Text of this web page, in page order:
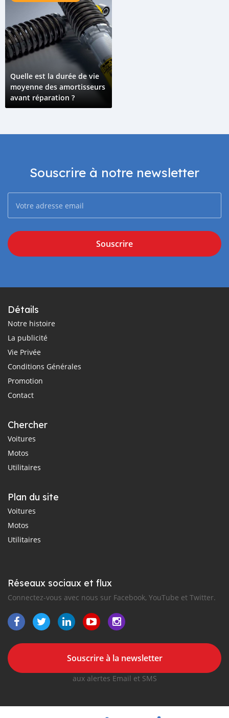
Quelle est la durée de vie
moyenne des amortisseurs
avant réparation ?
Souscrire à notre newsletter
Souscrire
Détails
Notre histoire
La publicité
Vie Privée
Conditions Générales
Promotion
Contact
Chercher
Voitures
Motos
Utilitaires
Plan du site
Voitures
Motos
Utilitaires
Réseaux sociaux et flux
Connectez-vous avec nous sur Facebook, YouTube et Twitter.
Souscrire à la newsletter
aux alertes Email et SMS